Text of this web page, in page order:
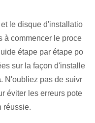
le disque d'installatio
à commencer le proce
étape par étape po
sur la façon d'installe
. N'oubliez pas de suivr
éviter les erreurs pote
réussie.